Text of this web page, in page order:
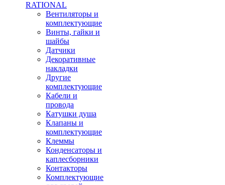
RATIONAL
Вентиляторы и
комплектующие
Винты, гайки и
шайбы
Датчики
Декоративные
накладки
Другие
комплектующие
Кабели и
провода
Катушки душа
Клапаны и
комплектующие
Клеммы
Конденсаторы и
каплесборники
Контакторы
Комплектующие